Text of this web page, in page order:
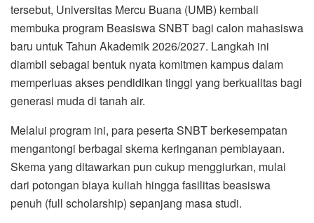
tersebut, Universitas Mercu Buana (UMB) kembali
membuka program Beasiswa SNBT bagi calon mahasiswa
baru untuk Tahun Akademik 2026/2027. Langkah ini
diambil sebagai bentuk nyata komitmen kampus dalam
memperluas akses pendidikan tinggi yang berkualitas bagi
generasi muda di tanah air.
Melalui program ini, para peserta SNBT berkesempatan
mengantongi berbagai skema keringanan pembiayaan.
Skema yang ditawarkan pun cukup menggiurkan, mulai
dari potongan biaya kuliah hingga fasilitas beasiswa
penuh (full scholarship) sepanjang masa studi.